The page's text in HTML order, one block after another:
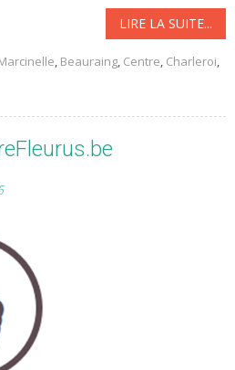
LIRE LA SUITE...
, Beauraing, Centre, Charleroi,